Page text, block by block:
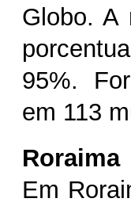
Globo. A
95%.
em 113
Roraima
Em